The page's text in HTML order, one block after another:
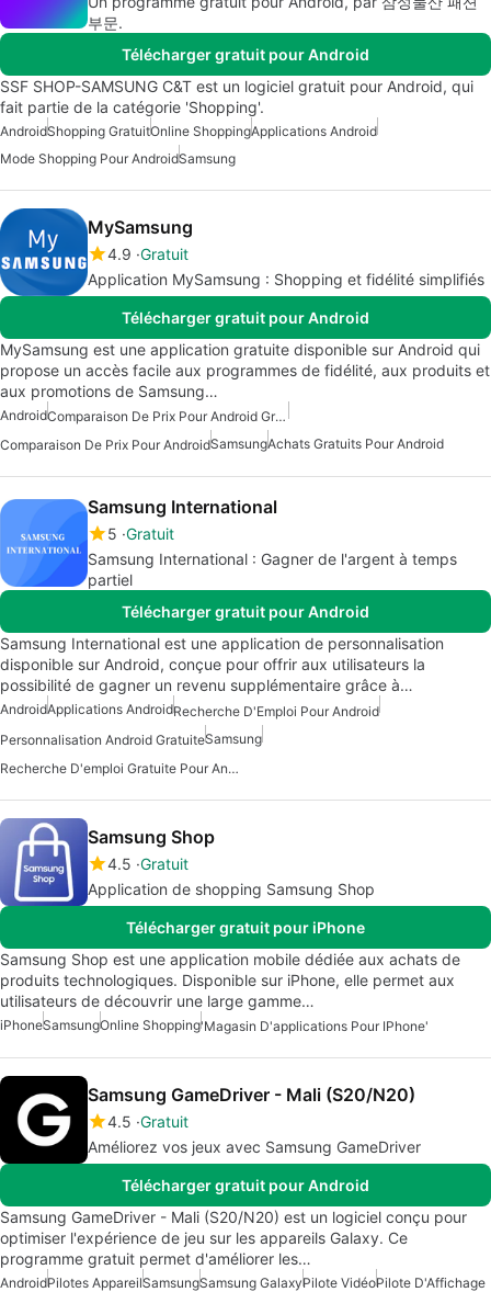
부문.
Télécharger gratuit pour Android
SSF SHOP-SAMSUNG C&T est un logiciel gratuit pour Android, qui
fait partie de la catégorie 'Shopping'.
AndroidShopping GratuitOnline ShoppingApplications Android
Mode Shopping Pour AndroidSamsung
MySamsung
4.9 Gratuit
Application MySamsung : Shopping et fidélité simplifiés
Télécharger gratuit pour Android
MySamsung est une application gratuite disponible sur Android qui
propose un accès facile aux programmes de fidélité, aux produits et
aux promotions de Samsung…
Android
Comparaison De Prix Pour Android Gratuite
Comparaison De Prix Pour AndroidSamsungAchats Gratuits Pour Android
Samsung International
5 Gratuit
Samsung International : Gagner de l'argent à temps
partiel
Télécharger gratuit pour Android
Samsung International est une application de personnalisation
disponible sur Android, conçue pour offrir aux utilisateurs la
possibilité de gagner un revenu supplémentaire grâce à…
AndroidApplications AndroidRecherche D'Emploi Pour Android
Personnalisation Android GratuiteSamsung
Recherche D'emploi Gratuite Pour Android
Samsung Shop
4.5 Gratuit
Application de shopping Samsung Shop
Télécharger gratuit pour iPhone
Samsung Shop est une application mobile dédiée aux achats de
produits technologiques. Disponible sur iPhone, elle permet aux
utilisateurs de découvrir une large gamme…
iPhoneSamsungOnline Shopping'Magasin D'applications Pour IPhone'
Samsung GameDriver - Mali (S20/N20)
4.5 Gratuit
Améliorez vos jeux avec Samsung GameDriver
Télécharger gratuit pour Android
Samsung GameDriver - Mali (S20/N20) est un logiciel conçu pour
optimiser l'expérience de jeu sur les appareils Galaxy. Ce
programme gratuit permet d'améliorer les…
AndroidPilotes AppareilSamsungSamsung GalaxyPilote VidéoPilote D'Affichage